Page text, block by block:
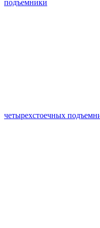
подъемники
четырехстоечных